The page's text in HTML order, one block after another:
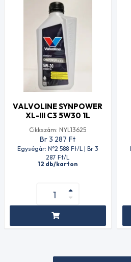
VALVOLINE SYNPOWER
XL-III C3 5W30 1L
Cikkszám: NYL13625
Br 3 287 Ft
Egységár: N°2 588 Ft/L | Br 3
287 Ft/L
12 db/karton